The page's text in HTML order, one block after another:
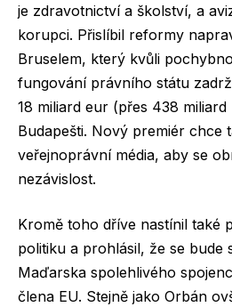
je zdravotnictví a školství, a
korupci. Přislíbil reformy
Bruselem, který kvůli
fungování právního státu
18 miliard eur (přes 438
Budapešti. Nový premiér chce
veřejnoprávní média, aby se
nezávislost.
Kromě toho dříve nastínil také
politiku a prohlásil, že se bude
Maďarska spolehlivého
člena EU. Stejně jako Orbán